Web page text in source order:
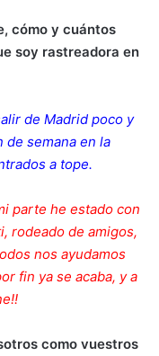
cómo y cuántos
soy rastreadora en
de Madrid poco y
de semana en la
a tope.
parte he estado con
rodeado de amigos,
nos ayudamos
fin ya se acaba, y a
como vuestros